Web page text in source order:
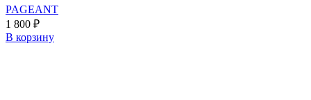
PAGEANT
1 800 ₽
В корзину